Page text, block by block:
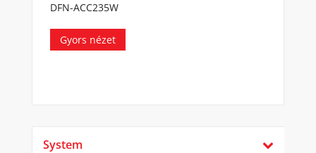
DFN-ACC235W
Gyors nézet
System